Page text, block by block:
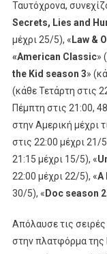
Ταυτόχρονα,
Secrets, Lies and
μέχρι 25/5), « Law&
«American Classic»
the Kid season 3»
(κάθε Τετάρτη στις
Πέμπτη στις 21:00,
στην Αμερική μέχρι
στις 22:00 μέχρι 21/
21:15 μέχρι 15/5), «
22:00 μέχρι 22/5), «A
30/5), « Doc season 2
Απόλαυσε τις
στην πλατφόρμα της